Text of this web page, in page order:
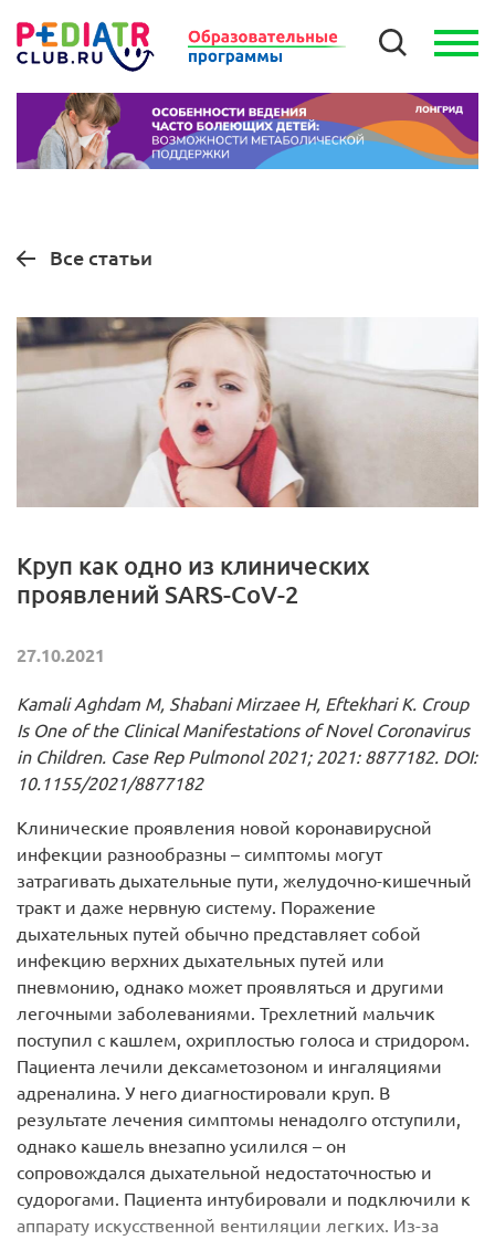
Все статьи
Круп как одно из клинических
проявлений SARS-CoV-2
27.10.2021
Kamali Aghdam M, Shabani Mirzaee H, Eftekhari K. Croup
Is One of the Clinical Manifestations of Novel Coronavirus
in Children. Case Rep Pulmonol 2021; 2021: 8877182. DOI:
10.1155/2021/8877182
Клинические проявления новой коронавирусной
инфекции разнообразны – симптомы могут
затрагивать дыхательные пути, желудочно-кишечный
тракт и даже нервную систему. Поражение
дыхательных путей обычно представляет собой
инфекцию верхних дыхательных путей или
пневмонию, однако может проявляться и другими
легочными заболеваниями. Трехлетний мальчик
поступил с кашлем, охриплостью голоса и стридором.
Пациента лечили дексаметозоном и ингаляциями
адреналина. У него диагностировали круп. В
результате лечения симптомы ненадолго отступили,
однако кашель внезапно усилился – он
сопровождался дыхательной недостаточностью и
судорогами. Пациента интубировали и подключили к
аппарату искусственной вентиляции легких. Из-за